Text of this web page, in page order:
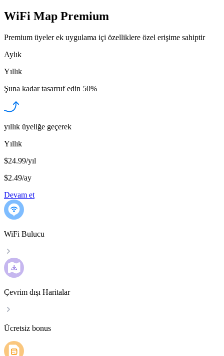
WiFi Map Premium
Premium üyeler ek uygulama içi özelliklere özel erişime sahiptir
Aylık
Yıllık
Şuna kadar tasarruf edin 50%
yıllık üyeliğe geçerek
Yıllık
$24.99/yıl
$2.49/ay
Devam et
WiFi Bulucu
Çevrim dışı Haritalar
Ücretsiz bonus